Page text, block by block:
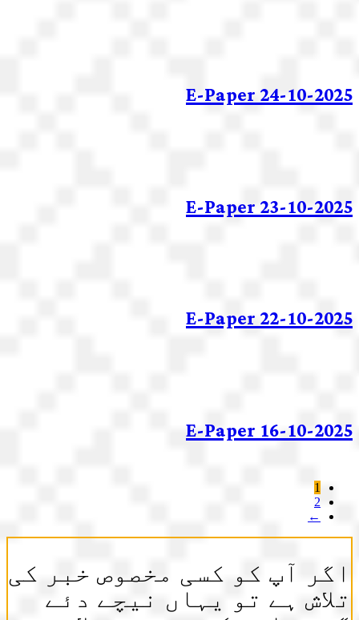
E-Paper 24-10-2025
E-Paper 23-10-2025
E-Paper 22-10-2025
E-Paper 16-10-2025
1
2
←
اگر آپ کو کسی مخصوص خبر کی
تلاش ہے تو یہاں نیچے دئے